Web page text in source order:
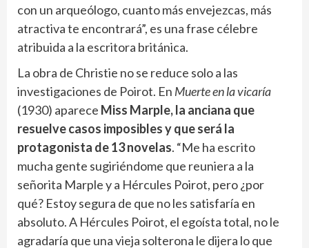
con un arqueólogo, cuanto más envejezcas, más
atractiva te encontrará”, es una frase célebre
atribuida a la escritora británica.
La obra de Christie no se reduce solo a las
investigaciones de Poirot. En Muerte en la vicaría
(1930) aparece Miss Marple, la anciana que
resuelve casos imposibles y que será la
protagonista de 13 novelas. “Me ha escrito
mucha gente sugiriéndome que reuniera a la
señorita Marple y a Hércules Poirot, pero ¿por
qué? Estoy segura de que no les satisfaría en
absoluto. A Hércules Poirot, el egoísta total, no le
agradaría que una vieja solterona le dijera lo que